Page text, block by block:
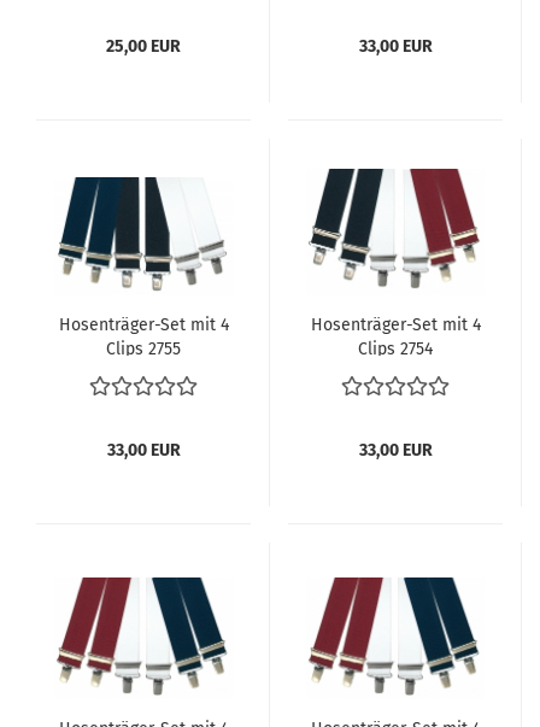
25,00 EUR 33,00 EUR
Hosenträger-Set mit 4
Clips 2755
33,00 EUR
Hosenträger-Set mit 4
Clips 2754
33,00 EUR